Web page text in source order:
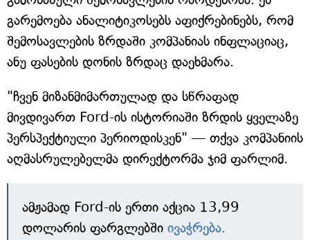
გარემოება ანალიტიკოსებს აფიქრებინებს, რომ
შემოსავლების ზრდაში კომპანიას ინფლაციაც,
ანუ ფასების დონის ზრდაც დაეხმარა.
"ჩვენ მიზანმიმართულად და სწრაფად
მივდივართ Ford-ის ისტორიაში ზრდის ყველაზე
პერსპექტიული პერიოდისკენ" — თქვა კომპანიის
აღმასრულებელმა დირექტორმა ჯიმ ფარლიმ.
ამჟამად Ford-ის ერთი აქცია 13,99
დოლარის ფარგლებში ივაჭრება.